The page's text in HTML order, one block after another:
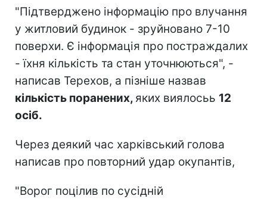
"Підтверджено інформацію про влучання
у житловий будинок - зруйновано 7-10
поверхи. Є інформація про постраждалих
- їхня кількість та стан уточнюються", -
написав Терехов, а пізніше назвав
кількість поранених, яких виялосьь 12
осіб.
Через деякий час харківський голова
написав про повторний удар окупантів,
"Ворог поцілив по сусідній